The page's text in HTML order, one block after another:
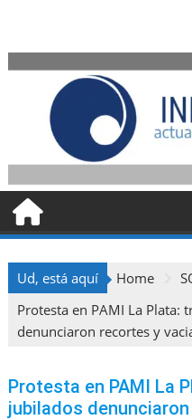
content
Ud, está aquí Home
Protesta en PAMI La Plata:
denunciaron recortes y
Protesta en PAMI La
jubilados